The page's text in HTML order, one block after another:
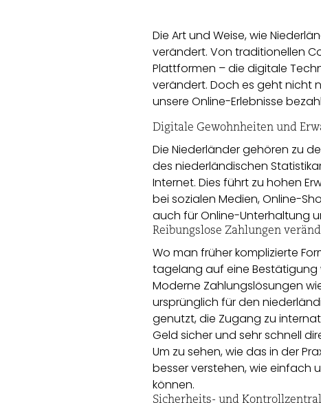
Die Art und Weise, wie
verändert. Von traditionellen
Plattformen – die digitale
verändert. Doch es geht nicht
unsere Online-Erlebnisse
Digitale Gewohnheiten und
Die Niederländer gehören zu
des niederländischen
Internet. Dies führt zu hohen
bei sozialen Medien, Online-
auch für Online-Unterhaltung
Reibungslose Zahlungen
Wo man früher komplizierte
tagelang auf eine Bestätigung
Moderne Zahlungslösungen
ursprünglich für den
genutzt, die Zugang zu
Geld sicher und sehr schnell
Um zu sehen, wie das in der
besser verstehen, wie einfach
können.
Sicherheits- und